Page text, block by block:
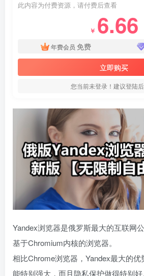
此内容为付费资源，请付费后查看
￥ 6.66
年费会员 免费
立即购买
您当前未登录！建议登陆
Yandex浏览器是俄罗斯最大的互联网
基于Chromium内核的浏览器。
相比Chrome浏览器，Yandex最大的
能特别强大，而且隐私保护做得特别